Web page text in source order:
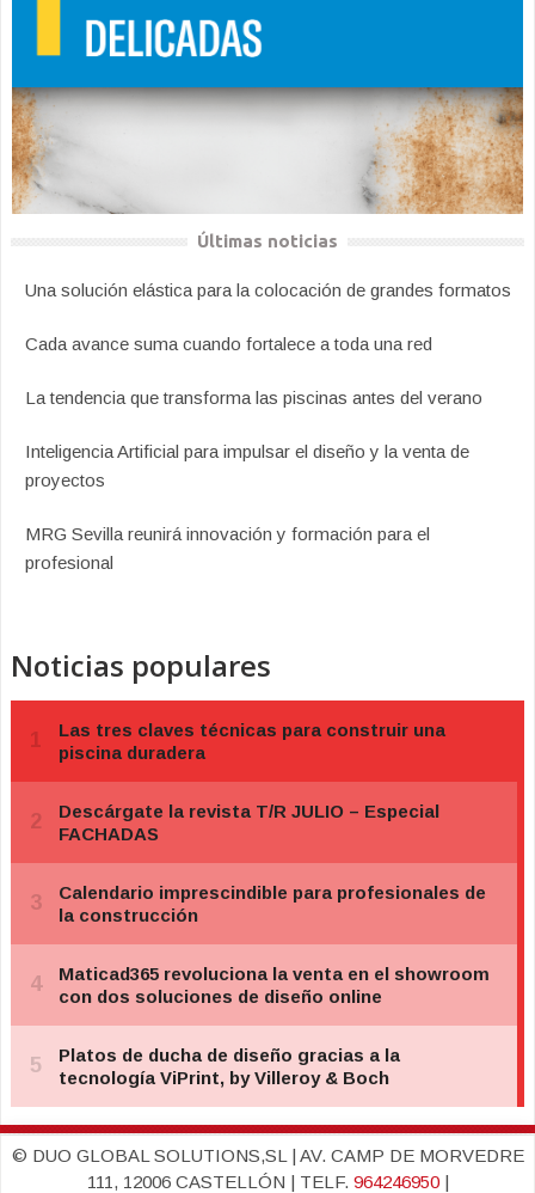
Últimas noticias
Una solución elástica para la colocación de grandes formatos
Cada avance suma cuando fortalece a toda una red
La tendencia que transforma las piscinas antes del verano
Inteligencia Artificial para impulsar el diseño y la venta de
proyectos
MRG Sevilla reunirá innovación y formación para el
profesional
Noticias populares
© DUO GLOBAL SOLUTIONS,SL | AV. CAMP DE MORVEDRE
111, 12006 CASTELLÓN | TELF. 964246950|